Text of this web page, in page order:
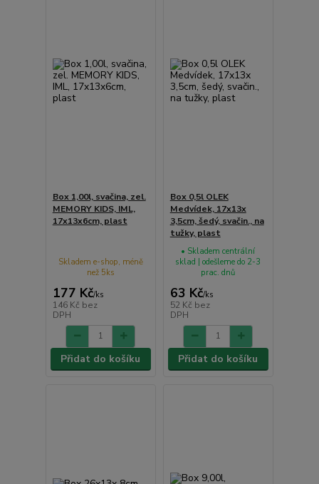
Box 1,00l, svačina, zel.
MEMORY KIDS, IML,
17x13x6cm, plast
177 Kč/ks
146 Kč bez
DPH
Skladem e-shop, méně
než 5ks
Přidat do košíku
Box 0,5l OLEK
Medvídek, 17x13x
3,5cm, šedý, svačin., na
tužky, plast
63 Kč/ks
52 Kč bez
DPH
• Skladem centrální
sklad | odešleme do 2-3
prac. dnů
Přidat do košíku